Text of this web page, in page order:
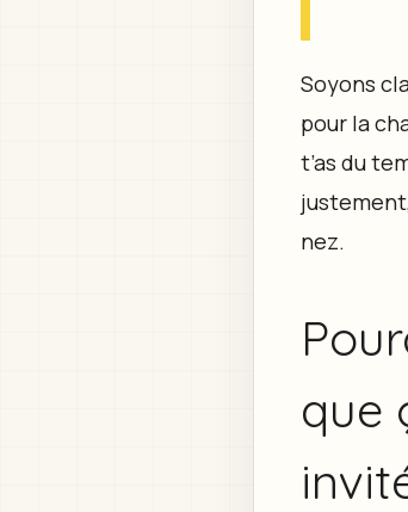
Soyons
pour la
t’as du
nez.
que